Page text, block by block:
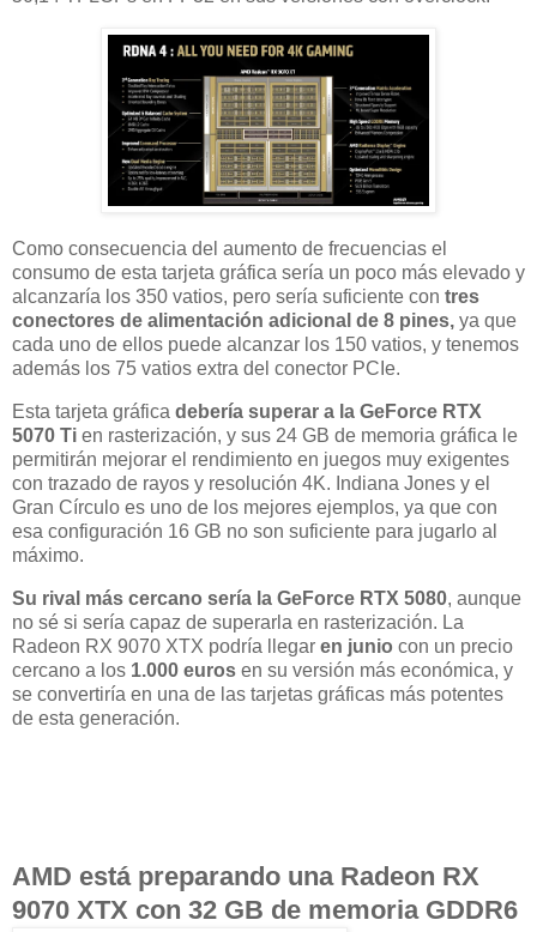
Como consecuencia del aumento de frecuencias el
consumo de esta tarjeta gráfica sería un poco más elevado y
alcanzaría los 350 vatios, pero sería suficiente con tres
conectores de alimentación adicional de 8 pines, ya que
cada uno de ellos puede alcanzar los 150 vatios, y tenemos
además los 75 vatios extra del conector PCIe.
Esta tarjeta gráfica debería superar a la GeForce RTX
5070 Ti en rasterización, y sus 24 GB de memoria gráfica le
permitirán mejorar el rendimiento en juegos muy exigentes
con trazado de rayos y resolución 4K. Indiana Jones y el
Gran Círculo es uno de los mejores ejemplos, ya que con
esa configuración 16 GB no son suficiente para jugarlo al
máximo.
Su rival más cercano sería la GeForce RTX 5080, aunque
no sé si sería capaz de superarla en rasterización. La
Radeon RX 9070 XTX podría llegar en junio con un precio
cercano a los 1.000 euros en su versión más económica, y
se convertiría en una de las tarjetas gráficas más potentes
de esta generación.
AMD está preparando una Radeon RX
9070 XTX con 32 GB de memoria GDDR6